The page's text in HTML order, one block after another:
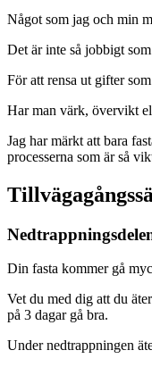
Något som jag och min
Det är inte så jobbigt
För att rensa ut gifter
Har man värk, övervikt
Jag har märkt att bara
processerna som är så
Din fasta kommer gå
Vet du med dig att du
på 3 dagar gå bra.
Under nedtrappningen